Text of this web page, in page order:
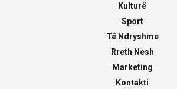
Kulturë
Sport
Të Ndryshme
Rreth Nesh
Marketing
Kontakti